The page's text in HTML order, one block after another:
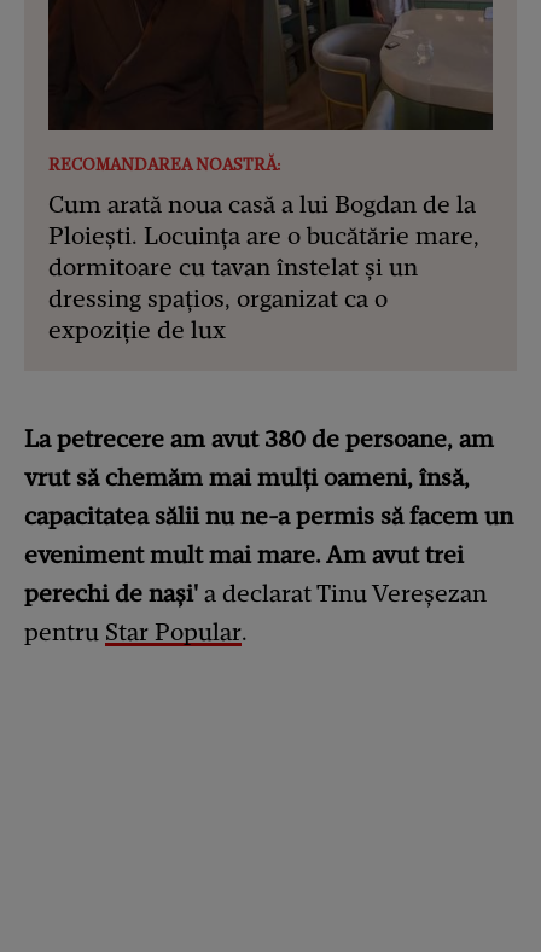
RECOMANDAREA NOASTRĂ:
Cum arată noua casă a lui Bogdan de la
Ploiești. Locuința are o bucătărie mare,
dormitoare cu tavan înstelat și un
dressing spațios, organizat ca o
expoziție de lux
La petrecere am avut 380 de persoane, am
vrut să chemăm mai mulți oameni, însă,
capacitatea sălii nu ne-a permis să facem un
eveniment mult mai mare. Am avut trei
perechi de nași' a declarat Tinu Vereșezan
pentru Star Popular.